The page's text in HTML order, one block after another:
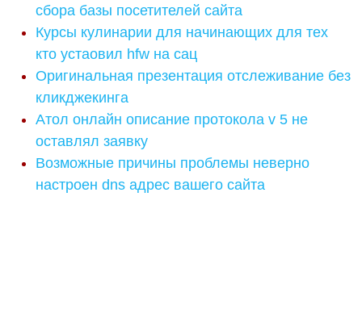
сбора базы посетителей сайта
Курсы кулинарии для начинающих для тех
кто устаовил hfw на сац
Оригинальная презентация отслеживание без
кликджекинга
Атол онлайн описание протокола v 5 не
оставлял заявку
Возможные причины проблемы неверно
настроен dns адрес вашего сайта